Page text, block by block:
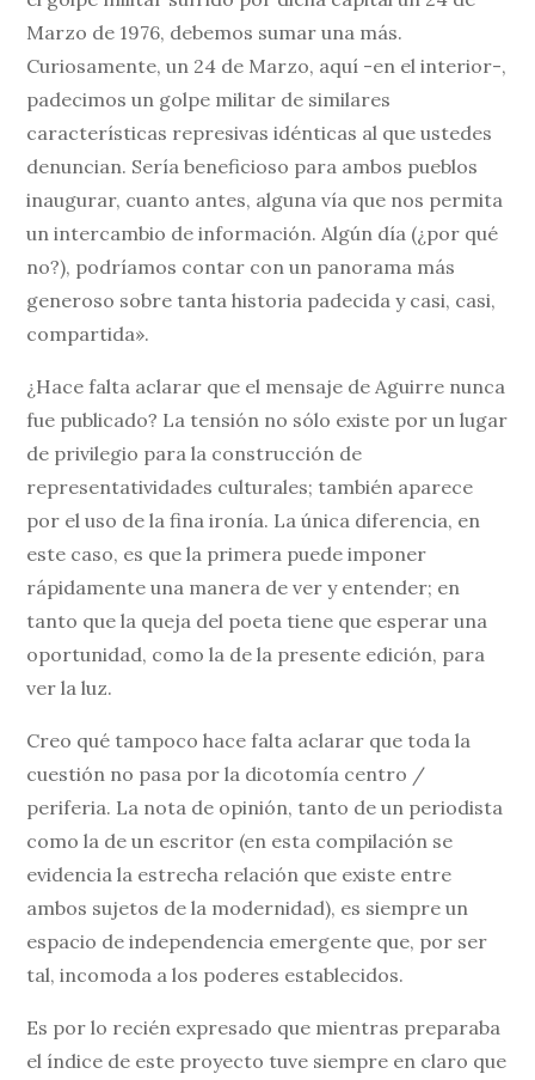
Marzo de 1976, debemos sumar una más.
Curiosamente, un 24 de Marzo, aquí -en el interior-,
padecimos un golpe militar de similares
características represivas idénticas al que ustedes
denuncian. Sería beneficioso para ambos pueblos
inaugurar, cuanto antes, alguna vía que nos permita
un intercambio de información. Algún día (¿por qué
no?), podríamos contar con un panorama más
generoso sobre tanta historia padecida y casi, casi,
compartida».
¿Hace falta aclarar que el mensaje de Aguirre nunca
fue publicado? La tensión no sólo existe por un lugar
de privilegio para la construcción de
representatividades culturales; también aparece
por el uso de la fina ironía. La única diferencia, en
este caso, es que la primera puede imponer
rápidamente una manera de ver y entender; en
tanto que la queja del poeta tiene que esperar una
oportunidad, como la de la presente edición, para
ver la luz.
Creo qué tampoco hace falta aclarar que toda la
cuestión no pasa por la dicotomía centro /
periferia. La nota de opinión, tanto de un periodista
como la de un escritor (en esta compilación se
evidencia la estrecha relación que existe entre
ambos sujetos de la modernidad), es siempre un
espacio de independencia emergente que, por ser
tal, incomoda a los poderes establecidos.
Es por lo recién expresado que mientras preparaba
el índice de este proyecto tuve siempre en claro que